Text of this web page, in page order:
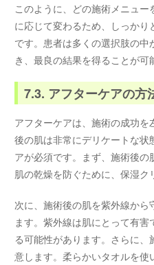
このように、どの施術メニュ
に応じて変わるため、しっか
です。患者は多くの選択肢の
き、最良の結果を得ることが可
7.3. アフターケアの方
アフターケアは、施術の成功
後の肌は非常にデリケートな
アが必須です。まず、施術後の
肌の乾燥を防ぐために、保湿ク
次に、施術後の肌を紫外線か
ます。紫外線は肌にとって有
る可能性があります。さらに
意します。柔らかいタオルを